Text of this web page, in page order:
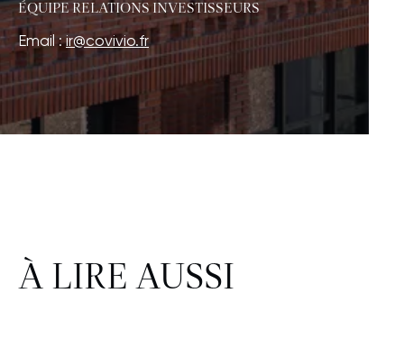
ÉQUIPE RELATIONS INVESTISSEURS
Email :ir@covivio.fr
À LIRE AUSSI